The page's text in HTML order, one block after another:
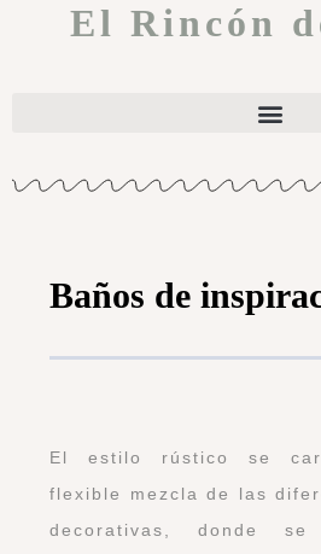
El Rincón
Baños de
El estilo rústico se
flexible mezcla de las
decorativas, donde